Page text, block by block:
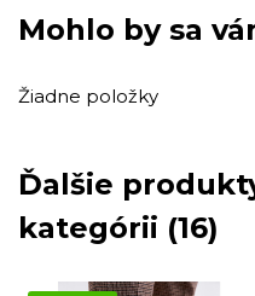
Mohlo by sa
Žiadne položky
Ďalšie
kategórii (16)